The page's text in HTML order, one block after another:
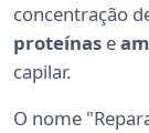
concentração
proteínas e
capilar.
O nome